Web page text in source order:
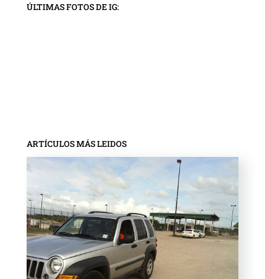
ÚLTIMAS FOTOS DE IG:
ARTÍCULOS MÁS LEIDOS